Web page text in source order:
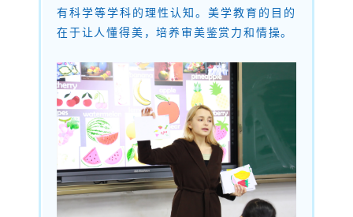
有科学等学科的理性认知。美学教育的目的
在于让人懂得美，培养审美鉴赏力和情操。